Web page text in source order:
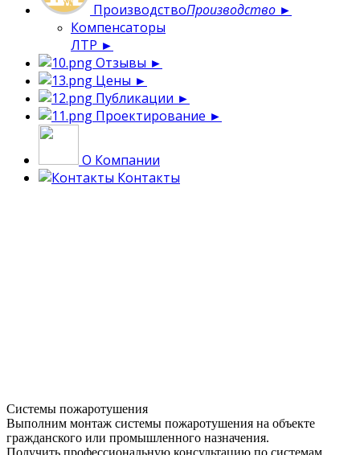
ПроизводствоПроизводство ►
Компенсаторы
ЛТР ►
Отзывы ►
Цены ►
Публикации ►
Проектирование ►
О Компании
Контакты
Системы пожаротушения
Выполним монтаж системы пожаротушения на объекте
гражданского или промышленного назначения.
Получить профессиональную консультацию по системам